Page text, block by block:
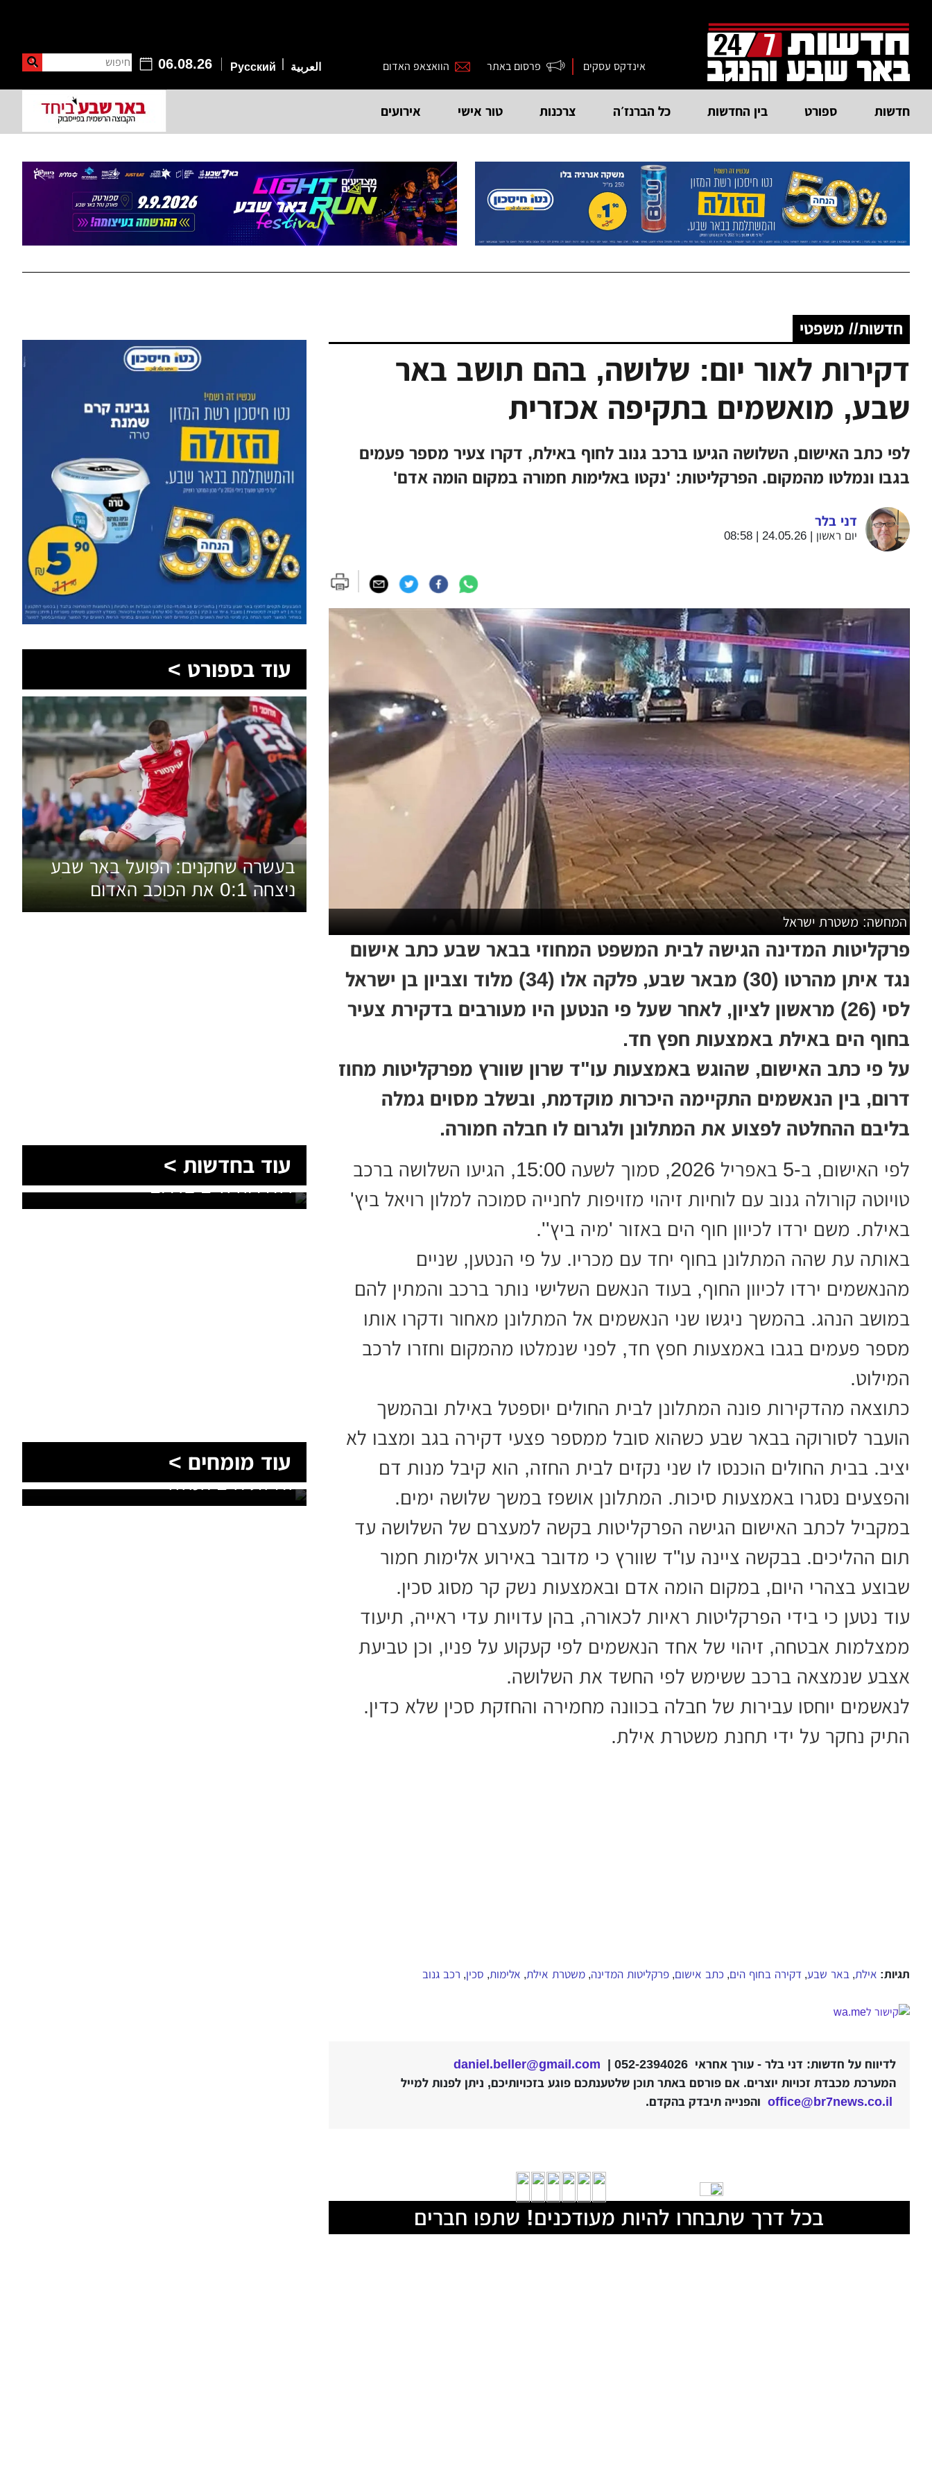
אינדקס עסקים פרסום באתר הוואצאפ האדום 06.08.26 חיפוש
العربية Русский
חדשות ספורט בין החדשות כל הברנז׳ה צרכנות טור אישי אירועים
חדשות// משפטי
דקירות לאור יום: שלושה, בהם תושב באר
שבע, מואשמים בתקיפה אכזרית
לפי כתב האישום, השלושה הגיעו ברכב גנוב לחוף באילת, דקרו צעיר מספר פעמים
בגבו ונמלטו מהמקום. הפרקליטות: 'נקטו באלימות חמורה במקום הומה אדם'
דני בלר
יום ראשון | 24.05.26 | 08:58
המחשה: משטרת ישראל
פרקליטות המדינה הגישה לבית המשפט המחוזי בבאר שבע כתב אישום
נגד איתן מהרטו (30) מבאר שבע, פלקה אלו (34) מלוד וצביון בן ישראל
לסי (26) מראשון לציון, לאחר שעל פי הנטען היו מעורבים בדקירת צעיר
בחוף הים באילת באמצעות חפץ חד.
על פי כתב האישום, שהוגש באמצעות עו"ד שרון שוורץ מפרקליטות מחוז
דרום, בין הנאשמים התקיימה היכרות מוקדמת, ובשלב מסוים גמלה
בליבם ההחלטה לפצוע את המתלונן ולגרום לו חבלה חמורה.
לפי האישום, ב-5 באפריל 2026, סמוך לשעה 15:00, הגיעו השלושה ברכב
טויוטה קורולה גנוב עם לוחיות זיהוי מזויפות לחנייה סמוכה למלון רויאל ביץ'
באילת. משם ירדו לכיוון חוף הים באזור 'מיה ביץ''.
באותה עת שהה המתלונן בחוף יחד עם מכריו. על פי הנטען, שניים
מהנאשמים ירדו לכיוון החוף, בעוד הנאשם השלישי נותר ברכב והמתין להם
במושב הנהג. בהמשך ניגשו שני הנאשמים אל המתלונן מאחור ודקרו אותו
מספר פעמים בגבו באמצעות חפץ חד, לפני שנמלטו מהמקום וחזרו לרכב
המילוט.
כתוצאה מהדקירות פונה המתלונן לבית החולים יוספטל באילת ובהמשך
הועבר לסורוקה בבאר שבע כשהוא סובל ממספר פצעי דקירה בגב ומצבו לא
יציב. בבית החולים הוכנסו לו שני נקזים לבית החזה, הוא קיבל מנות דם
והפצעים נסגרו באמצעות סיכות. המתלונן אושפז במשך שלושה ימים.
במקביל לכתב האישום הגישה הפרקליטות בקשה למעצרם של השלושה עד
תום ההליכים. בבקשה ציינה עו"ד שוורץ כי מדובר באירוע אלימות חמור
שבוצע בצהרי היום, במקום הומה אדם ובאמצעות נשק קר מסוג סכין.
עוד נטען כי בידי הפרקליטות ראיות לכאורה, בהן עדויות עדי ראייה, תיעוד
ממצלמות אבטחה, זיהוי של אחד הנאשמים לפי קעקוע על פניו, וכן טביעת
אצבע שנמצאה ברכב ששימש לפי החשד את השלושה.
לנאשמים יוחסו עבירות של חבלה בכוונה מחמירה והחזקת סכין שלא כדין.
התיק נחקר על ידי תחנת משטרת אילת.
תגיות: אילת, באר שבע, דקירה בחוף הים, כתב אישום, פרקליטות המדינה, משטרת אילת, אלימות, סכין, רכב גנוב
לדיווח על חדשות: דני בלר - עורך אחראי 052-2394026 |
daniel.beller@gmail.com
המערכת מכבדת זכויות יוצרים. אם פורסם באתר תוכן שלטענתכם פוגע בזכויותיכם, ניתן לפנות למייל
office@br7news.co.il והפנייה תיבדק בהקדם.
בכל דרך שתבחרו להיות מעודכנים! שתפו חברים
עוד בספורט >
בעשרה שחקנים: הפועל באר שבע
ניצחה 0:1 את הכוכב האדום
עוד בחדשות >
בתוך חצי שעה: שני בני אדם אותרו
ללא רוח חיים בדרום
עוד מומחים >
הסעות בדרום 2026: כך מתכננים
נסיעה קבוצתית מושלמת לנגב,
לאילת ולים המלח